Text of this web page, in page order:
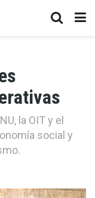
la OIT y el
social y